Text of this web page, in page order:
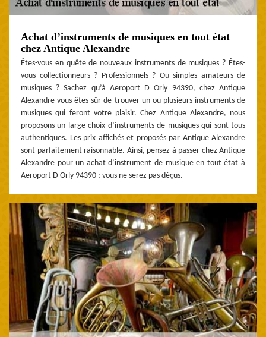
Achat d’instruments de musiques en tout état
chez Antique Alexandre
Êtes-vous en quête de nouveaux instruments de musiques ? Êtes-
vous collectionneurs ? Professionnels ? Ou simples amateurs de
musiques ? Sachez qu’à Aeroport D Orly 94390, chez Antique
Alexandre vous êtes sûr de trouver un ou plusieurs instruments de
musiques qui feront votre plaisir. Chez Antique Alexandre, nous
proposons un large choix d’instruments de musiques qui sont tous
authentiques. Les prix affichés et proposés par Antique Alexandre
sont parfaitement raisonnable. Ainsi, pensez à passer chez Antique
Alexandre pour un achat d’instrument de musique en tout état à
Aeroport D Orly 94390 ; vous ne serez pas déçus.